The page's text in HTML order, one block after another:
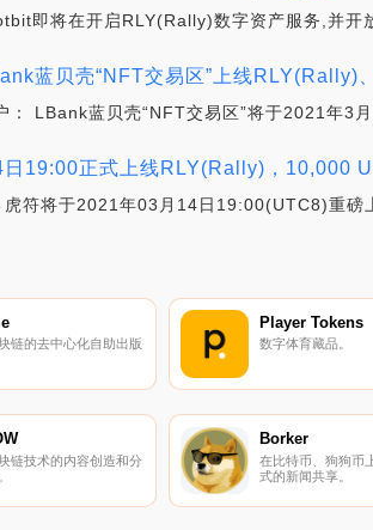
即将在开启RLY(Rally)数字资产服务,并开
蓝贝壳“NFT交易区”上线
： LBank蓝贝壳“NFT交易区”将于2021年
日19:00正式上线RLY(Rally)，10,000
虎符将于2021年03月14日19:00(UTC8)重
链的去中心化自助出版
Player Tokens
数字体育藏品。
链技术的内容创造和分
Borker
在比特币、狗狗币
式的新闻共享。